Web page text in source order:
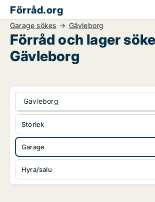
Förråd.org
Garage sökes Gävleborg
Förråd och lager
Gävleborg
Gävleborg
Garage
Hyra/salu
Storlek